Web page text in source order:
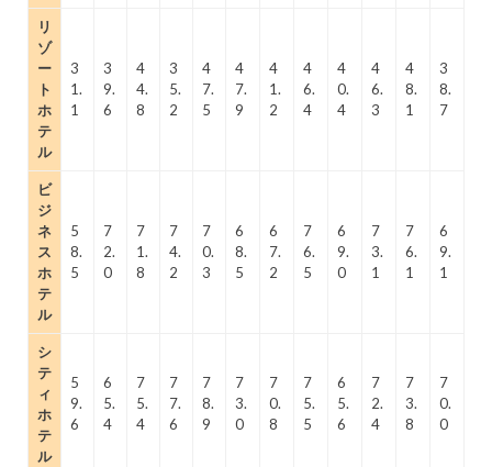
リ
ゾ
ー
ト
ホ
テ
ル
3
1.
1
3
9.
6
4
4.
8
3
5.
2
4
7.
5
4
7.
9
4
1.
2
4
6.
4
4
0.
4
4
6.
3
4
8.
1
3
8.
7
ビ
ジ
ネ
ス
ホ
テ
ル
5
8.
5
7
2.
0
7
1.
8
7
4.
2
7
0.
3
6
8.
5
6
7.
2
7
6.
5
6
9.
0
7
3.
1
7
6.
1
6
9.
1
シ
テ
ィ
ホ
テ
ル
5
9.
6
6
5.
4
7
5.
4
7
7.
6
7
8.
9
7
3.
0
7
0.
8
7
5.
5
6
5.
6
7
2.
4
7
3.
8
7
0.
0